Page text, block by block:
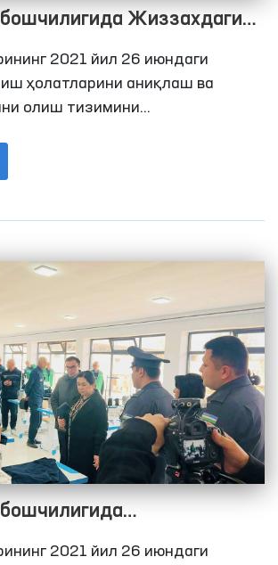
Жиззахдаги
эркинлиги чекланган
ёпиқ
шароитлар ўрганилди
2021 йил 26 июндаги
ҳолатларини аниқлаш ва
олиш тизимини
Қарорида Олий
ҳуқуқлари бўйича вакили
жойларга мониторинг
амалга ошириш тизимини йўлга
ҳаракатланиш
2021 йил 26 июндаги